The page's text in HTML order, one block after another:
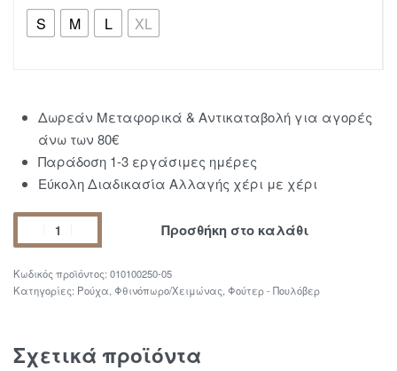
S M L XL
Δωρεάν Μεταφορικά & Αντικαταβολή για αγορές
άνω των 80€
Παράδοση 1-3 εργάσιμες ημέρες
Εύκολη Διαδικασία Αλλαγής χέρι με χέρι
Προσθήκη στο καλάθι
010100250-05
Κατηγορίες: Ρούχα, Φθινόπωρο/Χειμώνας, Φούτερ - Πουλόβερ
Σχετικά προϊόντα